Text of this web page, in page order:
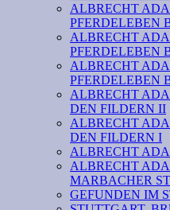
ALBRECHT
PFERDELEBEN
ALBRECHT
PFERDELEBEN
ALBRECHT
PFERDELEBEN
ALBRECHT
DEN FILDERN II
ALBRECHT
DEN FILDERN I
ALBRECHT
ALBRECHT
MARBACHER
GEFUNDEN IM